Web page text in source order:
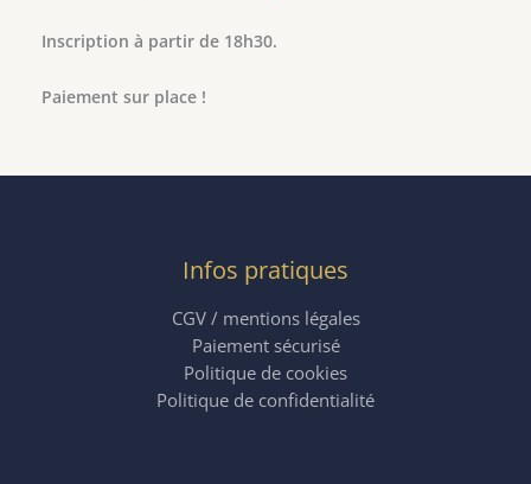
Inscription à partir de 18h30.
Paiement sur place !
Infos pratiques
CGV / mentions légales
Paiement sécurisé
Politique de cookies
Politique de confidentialité